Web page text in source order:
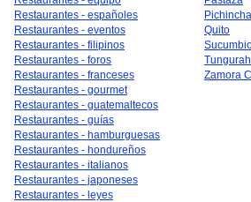
Restaurantes - españoles
Restaurantes - eventos
Restaurantes - filipinos
Restaurantes - foros
Restaurantes - franceses
Restaurantes - gourmet
Restaurantes - guatemaltecos
Restaurantes - guías
Restaurantes - hamburguesas
Restaurantes - hondureños
Restaurantes - italianos
Restaurantes - japoneses
Restaurantes - leyes
Pichincha
Quito
Zamora